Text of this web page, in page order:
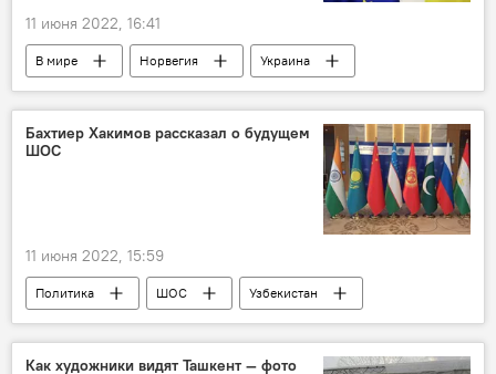
11 июня 2022, 16:41
В мире Норвегия
Украина
ЕС
Бахтиер Хакимов рассказал о будущем
ШОС
11 июня 2022, 15:59
Политика ШОС Узбекистан
Как художники видят Ташкент — фото